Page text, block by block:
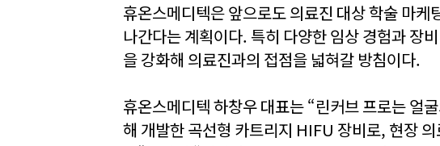
휴온스메디텍은 앞으로도 의료진 대상 학술 마케
나간다는 계획이다. 특히 다양한 임상 경험과 장
을 강화해 의료진과의 접점을 넓혀갈 방침이다.
휴온스메디텍 하창우 대표는 “린커브 프로는 얼
해 개발한 곡선형 카트리지 HIFU 장비로, 현장